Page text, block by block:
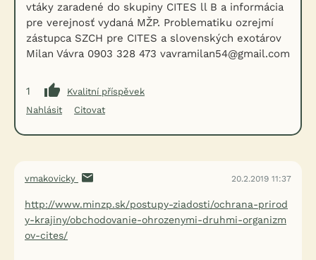
vtáky zaradené do skupiny CITES ll B a informácia
pre verejnosť vydaná MŽP. Problematiku ozrejmí
zástupca SZCH pre CITES a slovenských exotárov
Milan Vávra 0903 328 473 vavramilan54@gmail.com
1
Kvalitní příspěvek
Nahlásit
Citovat
vmakovicky 20.2.2019 11:37
http://www.minzp.sk/postupy-ziadosti/ochrana-prirod
y-krajiny/obchodovanie-ohrozenymi-druhmi-organizm
ov-cites/